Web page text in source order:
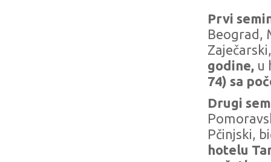
Prvi
Beograd,
godine, u
74) sa
Drugi
Pčinjski,
hotelu